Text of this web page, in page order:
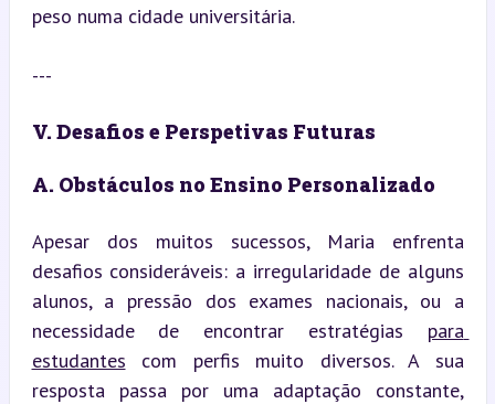
peso numa cidade universitária.
---
V. Desafios e Perspetivas Futuras
A. Obstáculos no Ensino Personalizado
Apesar dos muitos sucessos, Maria enfrenta
desafios consideráveis: a irregularidade de alguns
alunos, a pressão dos exames nacionais, ou a
necessidade de encontrar estratégias para
estudantes com perfis muito diversos. A sua
resposta passa por uma adaptação constante,